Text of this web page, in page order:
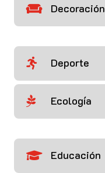
 Decoración
 Deporte
 Ecología
 Educación